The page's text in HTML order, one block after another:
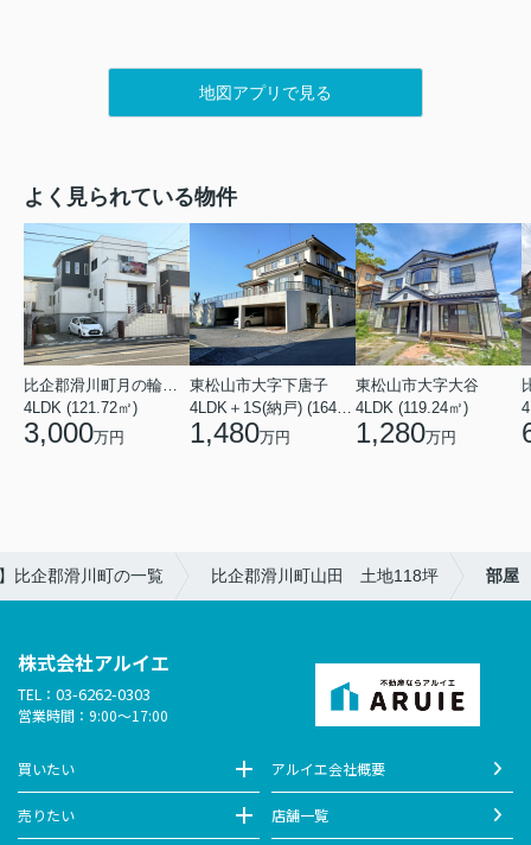
地図アプリで見る
よく見られている物件
4LDK (121.72㎡)
3,000万円
東松山市大字下唐子
1,480万円
東松山市大字大谷
4LDK (119.24㎡)
1,280万円
比企郡滑川町の一覧 比企郡滑川町山田 土地118坪 部屋
株式会社アルイエ
TEL： 03-6262-0303
営業時間：9:00～17:00
買いたい
売りたい
アルイエ会社概要
店舗一覧